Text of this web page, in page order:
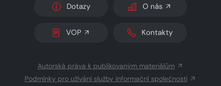
Dotazy O nás
VOP Kontakty
Autorská práva k publikovaným materiálům
Podmínky pro užívání služby informační společnosti